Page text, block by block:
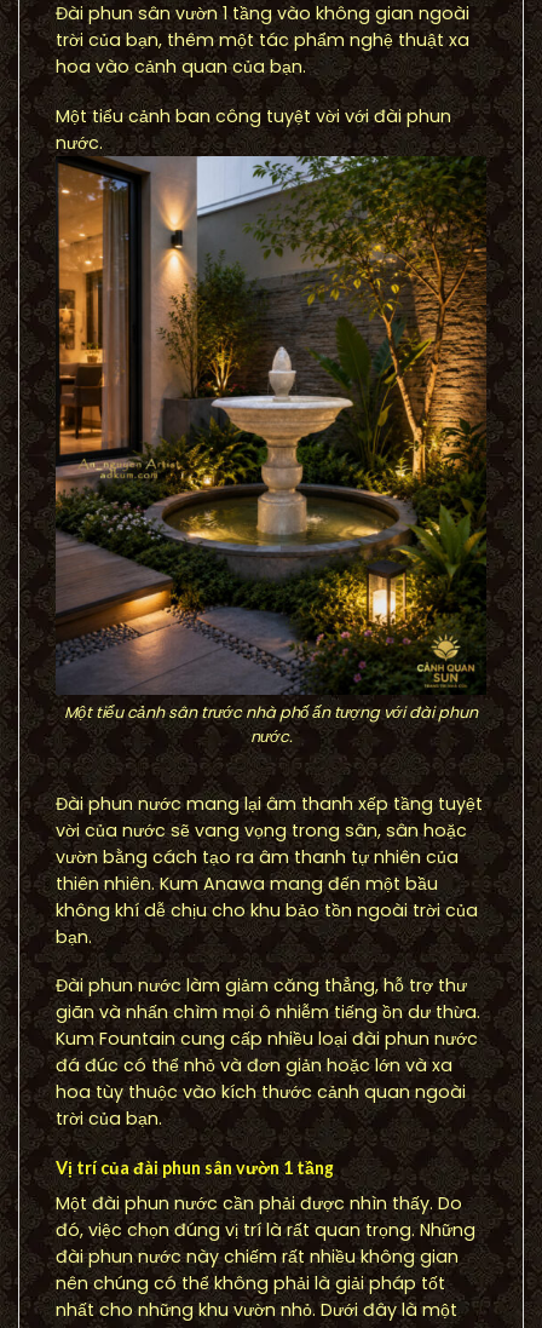
Đài phun sân vườn 1 tầng vào không gian ngoài
trời của bạn, thêm một tác phẩm nghệ thuật xa
hoa vào cảnh quan của bạn.
Một tiểu cảnh ban công tuyệt vời với đài phun
nước.
Một tiểu cảnh sân trước nhà phố ấn tượng với đài phun
nước.
Đài phun nước mang lại âm thanh xếp tầng tuyệt
vời của nước sẽ vang vọng trong sân, sân hoặc
vườn bằng cách tạo ra âm thanh tự nhiên của
thiên nhiên. Kum Anawa mang đến một bầu
không khí dễ chịu cho khu bảo tồn ngoài trời của
bạn.
Đài phun nước làm giảm căng thẳng, hỗ trợ thư
giãn và nhấn chìm mọi ô nhiễm tiếng ồn dư thừa.
Kum Fountain cung cấp nhiều loại đài phun nước
đá đúc có thể nhỏ và đơn giản hoặc lớn và xa
hoa tùy thuộc vào kích thước cảnh quan ngoài
trời của bạn.
Vị trí của đài phun sân vườn 1 tầng
Một đài phun nước cần phải được nhìn thấy. Do
đó, việc chọn đúng vị trí là rất quan trọng. Những
đài phun nước này chiếm rất nhiều không gian
nên chúng có thể không phải là giải pháp tốt
nhất cho những khu vườn nhỏ. Dưới đây là một